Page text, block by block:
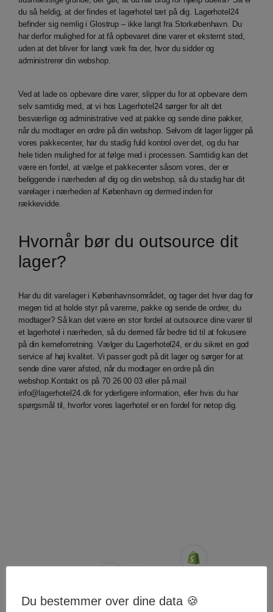
du så heldig, at der findes et lagerhotel tæt på dig. Lagerhotel24
befinder sig nemlig i Glostrup – ikke langt fra Storkøbenhavn. Du
har derfor mulighed for at få opbevaret dine varer et eksternt sted,
uden at det bliver for langt væk fra der, hvor du sidder og
administrerer din webshop.
Ved at lade os opbevare dine varer, slipper du for at opbevare dem
selv samtidig med, at vi hos Lagerhotel24 sørger for alt det
besværlige og administrative ved at pakke og sende dine pakker,
når du modtager en ordre på din webshop. Selvom dit lager ligger på
vores pakkecenter, har du stadig fuld kontrol over det, og du har
hele tiden mulighed for at følge med i processen. Samtidig kan det
være en fordel, at vælge et pakkecenter såsom vores, der er
beliggende i nærheden af dig og din webshop, så du stadig har dit
varelager i nærheden af København og dermed inden for
rækkevidde.
Hvornår bør du outsource dit
lager?
Har du dit varelager i Københavnsområdet, og tager det hver dag for
megen tid at holde styr på varerne, pakke og sende de ordrer, du
modtager? Så kan det være en stor fordel at outsource dine varer til
et lagerhotel i nærheden, så du dermed får bedre tid til at fokusere
på din kerneforretning. Vælger du Lagerhotel24, er du sikret en god
service af høj kvalitet. Vi passer godt på dit lager og sørger for at
sende dine varer afsted, når du modtager en ordre på din
webshop. Kontakt os på 70 26 00 03 eller på mail
info@lagerhotel24.dk for yderligere information, eller hvis du har
spørgsmål til, hvorfor vores lagerhotel er en fordel for netop dig.
Du bestemmer over dine data 🍪